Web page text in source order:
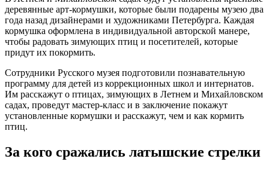
деревянные арт-кормушки, которые были подарены музею два
года назад дизайнерами и художниками Петербурга. Каждая
кормушка оформлена в индивидуальной авторской манере,
чтобы радовать зимующих птиц и посетителей, которые
придут их покормить.
Сотрудники Русского музея подготовили познавательную
программу для детей из коррекционных школ и интернатов.
Им расскажут о птицах, зимующих в Летнем и Михайловском
садах, проведут мастер-класс и в заключение покажут
установленные кормушки и расскажут, чем и как кормить
птиц.
За кого сражались латышские стрелки